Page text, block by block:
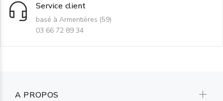
Service client
basé à Armentières (59)
03 66 72 89 34
A PROPOS